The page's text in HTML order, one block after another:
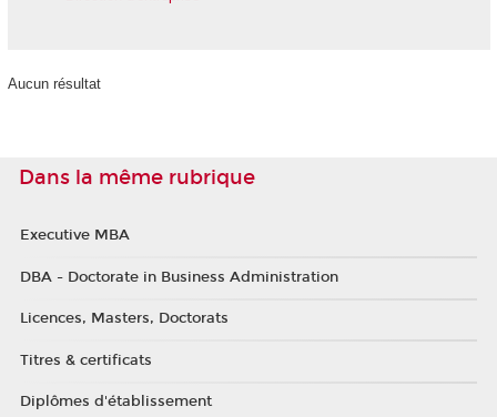
Aucun résultat
Dans la même rubrique
Executive MBA
DBA - Doctorate in Business Administration
Licences, Masters, Doctorats
Titres & certificats
Diplômes d'établissement